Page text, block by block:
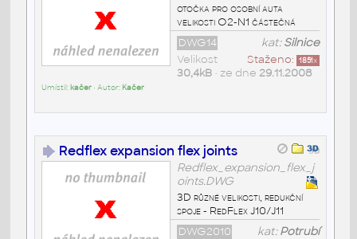
otočka pro osobní auta
velikosti O2-N1 částečná
kat:Silnice
DWG14
Staženo: 1851x
Velikost
30,4kB• ze dne 29.11.2008
Umístil: kačer• Autor: Kačer
Redflex expansion flex joints
Redflex_expansion_flex_j
oints.DWG
3D různé velikosti, redukční
spoje - RedFlex J10/J11
kat:Potrubí
DWG2010